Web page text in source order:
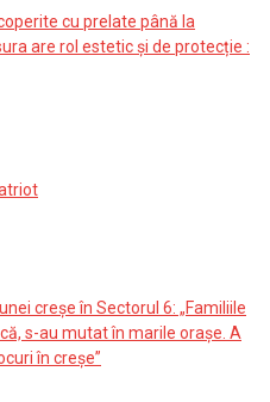
cu prelate până la
are rol estetic și de protecție :
creșe în Sectorul 6: „Familiile
s-au mutat în marile orașe. A
în creșe”